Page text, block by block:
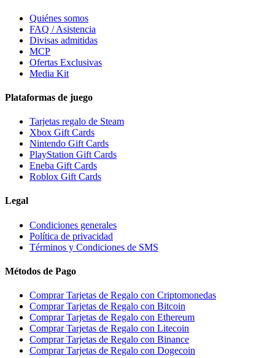
Quiénes somos
FAQ / Asistencia
Divisas admitidas
MCP
Ofertas Exclusivas
Media Kit
Plataformas de juego
Tarjetas regalo de Steam
Xbox Gift Cards
Nintendo Gift Cards
PlayStation Gift Cards
Eneba Gift Cards
Roblox Gift Cards
Legal
Condiciones generales
Política de privacidad
Términos y Condiciones de SMS
Métodos de Pago
Comprar Tarjetas de Regalo con Criptomonedas
Comprar Tarjetas de Regalo con Bitcoin
Comprar Tarjetas de Regalo con Ethereum
Comprar Tarjetas de Regalo con Litecoin
Comprar Tarjetas de Regalo con Binance
Comprar Tarjetas de Regalo con Dogecoin